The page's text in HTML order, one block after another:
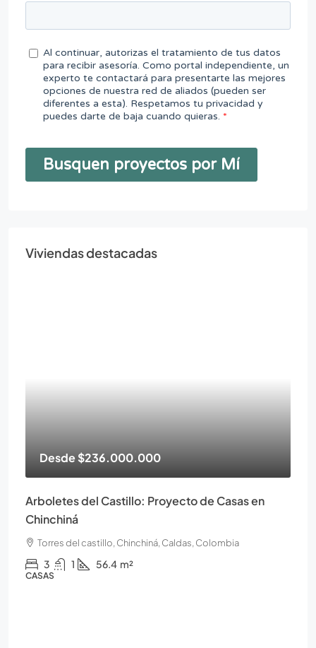
Viviendas destacadas
Desde$236.000.000
Arboletes del Castillo: Proyecto de Casas en
Chinchiná
Torres del castillo, Chinchiná, Caldas, Colombia
3 1 56.4 m²
CASAS